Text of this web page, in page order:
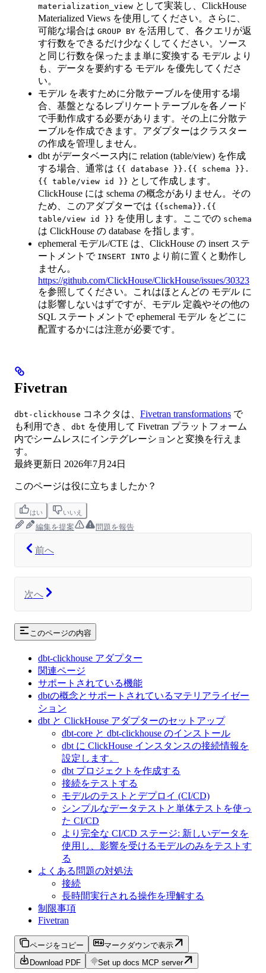
materialization_view として実装し、ClickHouse
Materialized Views を使用してください。さらに、
可能な場合は GROUP BY を活用して、各クエリが返
す行数をできるだけ少なくしてください。ソース
と同じ行数を保ったまま単に変換する モデル より
も、データを要約する モデル を優先してくださ
い。
モデル を表すために分散テーブルを使用する場
合、基盤となるレプリケートテーブルを各ノード
で手動作成する必要があります。その上に分散テ
ーブルを作成できます。アダプターはクラスター
の作成を管理しません。
dbt がデータベース内に relation (table/view) を作成
する場合、通常は {{ database }}.{{ schema }}.
{{ table/view id }} として作成します。
ClickHouse には schema の概念がありません。その
ため、このアダプターでは {{schema}}.{{
table/view id }} を使用します。ここでの schema
は ClickHouse の database を指します。
ephemeral モデル/CTE は、ClickHouse の insert ステ
ートメントで INSERT INTO より前に置くと動作し
ません。
https://github.com/ClickHouse/ClickHouse/issues/30323
を参照してください。これはほとんどの モデル に
は影響しないはずですが、モデル 定義やその他の
SQL ステートメントで ephemeral モデル をどこに
配置するかには注意が必要です。
Fivetran
dbt-clickhouse コネクタは、 Fivetran transformations で
も利用でき、 dbt を使用して Fivetran プラットフォーム
内でシームレスにインテグレーションと変換を行えま
す。
最終更新日 2026年7月24日
このページは役に立ちましたか？
はい いいえ
編集を提案 問題を報告
前へ
次へ
このページの内容
dbt-clickhouse アダプター
関連ページ
サポートされている機能
dbtの概念とサポートされているマテリアライゼー
ション
dbt と ClickHouse アダプターのセットアップ
dbt-core と dbt-clickhouse のインストール
dbt に ClickHouse インスタンスの接続情報を
設定します。
dbt プロジェクトを作成する
接続をテストする
モデルのテストとデプロイ (CI/CD)
シンプルなデータテストと単体テストを使っ
た CI/CD
より完全な CI/CD ステージ: 新しいデータを
使用し、影響を受けるモデルのみをテストす
る
よくある問題の対処法
接続
長時間実行される操作を理解する
制限事項
Fivetran
ページをコピー
マークダウンで表示
Download PDF
Set up docs MCP server